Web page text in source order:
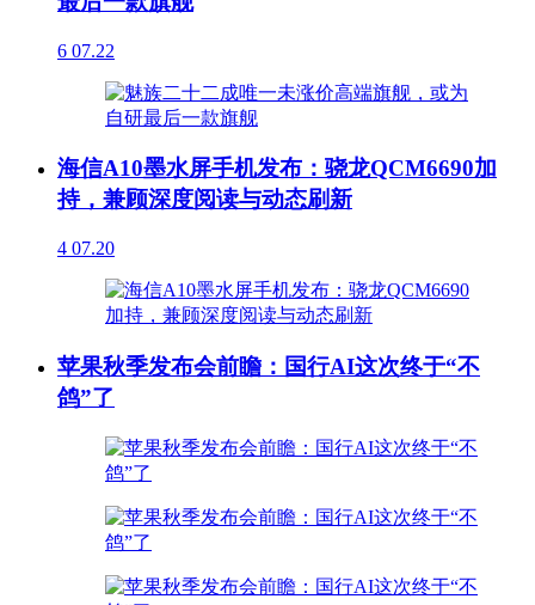
6 07.22
海信A10墨水屏手机发布：骁龙QCM6690加
持，兼顾深度阅读与动态刷新
4 07.20
苹果秋季发布会前瞻：国行AI这次终于“不
鸽”了